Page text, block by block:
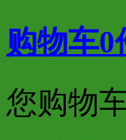
购物车0
您购物